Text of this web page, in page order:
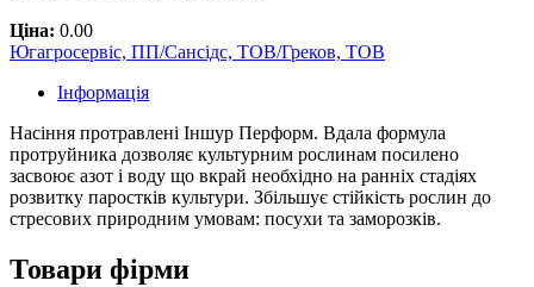
Ціна: 0.00
Югагросервіс, ПП/Сансідс, ТОВ/Греков, ТОВ
Інформація
Насіння протравлені Іншур Перформ. Вдала формула
протруйника дозволяє культурним рослинам посилено
засвоює азот і воду що вкрай необхідно на ранніх стадіях
розвитку паростків культури. Збільшує стійкість рослин до
стресових природним умовам: посухи та заморозків.
Товари фірми